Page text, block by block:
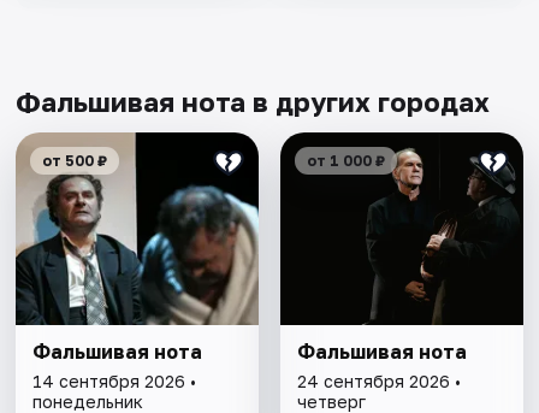
Фальшивая нота в других городах
от 500 ₽
Фальшивая нота
14 сентября 2026 •
понедельник
от 1 000 ₽
Фальшивая нота
24 сентября 2026 •
четверг